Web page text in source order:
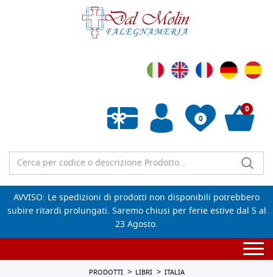
0
Wishlist vuota
0
AVVISO: Le spedizioni di prodotti non disponibili potrebbero
subire ritardi prolungati. Saremo chiusi per ferie estive dal 5 al
23 Agosto.
PRODOTTI LIBRI ITALIA